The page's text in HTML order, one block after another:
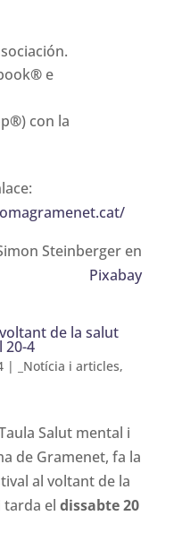
®e
®) con la
Steinberger en
Pixabay
de la salut
20-4
| _Notícia i articles,
Salut mental i
de Gramenet, fa la
al voltant de la
tarda el dissabte 20